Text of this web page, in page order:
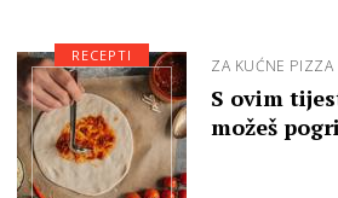
ZA KUĆNE PIZZA
S ovim
možeš
RECEPTI